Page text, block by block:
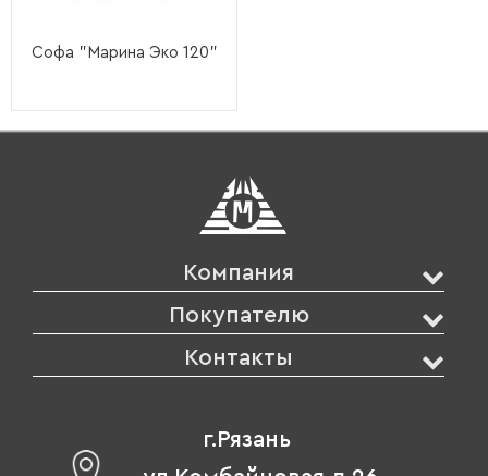
Софа "Марина Эко 120"
Компания
Покупателю
Контакты
г.Рязань